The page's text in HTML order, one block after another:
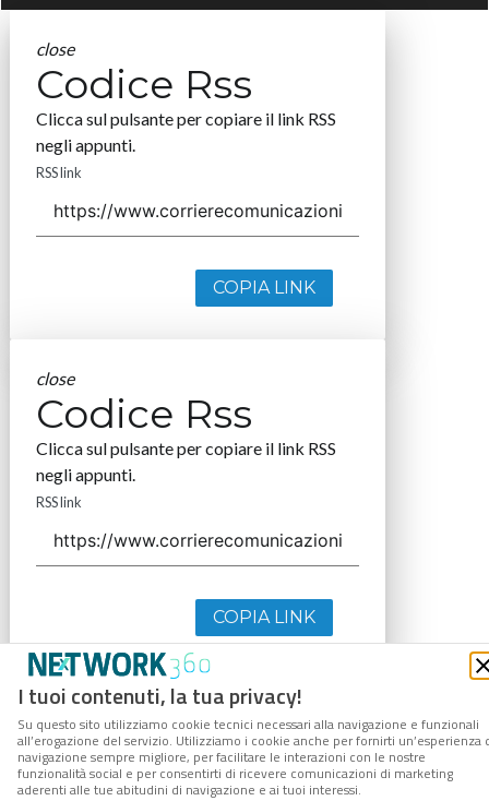
I tuoi contenuti, la tua privacy!
Su questo sito utilizziamo cookie tecnici necessari alla navigazione e funzionali
all’erogazione del servizio. Utilizziamo i cookie anche per fornirti un’esperienza
navigazione sempre migliore, per facilitare le interazioni con le nostre
funzionalità social e per consentirti di ricevere comunicazioni di marketing
aderenti alle tue abitudini di navigazione e ai tuoi interessi.
close
Codice Rss
Clicca sul pulsante per copiare il link RSS
negli appunti.
RSS link
COPIA LINK
close
Codice Rss
Clicca sul pulsante per copiare il link RSS
negli appunti.
RSS link
COPIA LINK